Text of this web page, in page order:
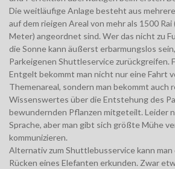
Die weitläufige Anlage besteht aus
auf dem rieigen Areal von mehr als 1500 Rai
Meter) angeordnet sind. Wer das nicht zu
die Sonne kann äußerst erbarmungslos
Parkeigenen Shuttleservice zurückgreifen.
Entgelt bekommt man nicht nur eine Fahrt
Themenareal, sondern man bekommt auch
Wissenswertes über die Entstehung des
bewundernden Pflanzen mitgeteilt. Leider
Sprache, aber man gibt sich größte Mühe
kommunizieren.
Alternativ zum Shuttlebusservice kann man
Rücken eines Elefanten erkunden. Zwar